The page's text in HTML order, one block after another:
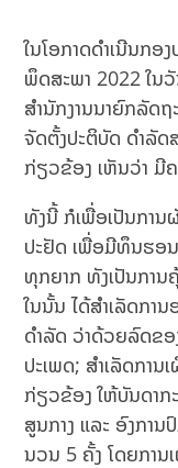
ໃນໂອກາດດຳເນີນກອ
ພຶດສະພາ 2022 ໃນ
ສຳນັກງານນາຍົກລັດ
ຈັດຕັ້ງປະຕິບັດ ດຳລັ
ກ່ຽວຂ້ອງ ເຫັນວ່າ
ທັງນີ້ ກໍເພື່ອເປັນການ
ປະຢັດ ເພື່ອມີທຶນຮອນ
ທຸກຍາກ ທັງເປັນການ
ໃນນັ້ນ ໄດ້ສຳເລັດກາ
ດຳລັດ ວ່າດ້ວຍລົດຂ
ປະເພດ; ສຳເລັດກາ
ກ່ຽວຂ້ອງ ໃຫ້ບັນດາ
ສູນກາງ ແລະ ອົງກາ
ນວນ 5 ຄັ້ງ ໂດຍການ